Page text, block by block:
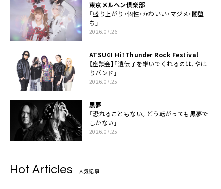
東京メルヘン倶楽部
「盛り上がり・個性・かわいい・マジメ・闇堕
ち」
2026.07.26
ATSUGI Hi！Thunder Rock Festival
【座談会】「遺伝子を継いでくれるのは、やは
りバンド」
2026.07.25
黒夢
「恐れることもない。どう転がっても黒夢で
しかない」
2026.07.25
Hot Articles 人気記事